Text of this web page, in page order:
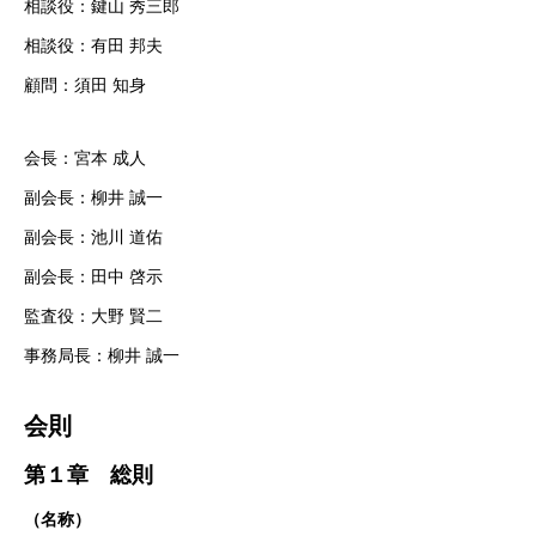
相談役：鍵山 秀三郎
相談役：有田 邦夫
顧問：須田 知身
会長：宮本 成人
副会長：柳井 誠一
副会長：池川 道佑
副会長：田中 啓示
監査役：大野 賢二
事務局長：柳井 誠一
会則
第１章 総則
（名称）